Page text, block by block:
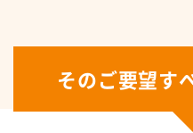
そのご要望す